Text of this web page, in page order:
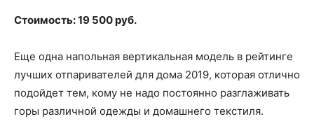
Стоимость: 19 500 руб.
Еще одна напольная вертикальная модель в рейтинге
лучших отпаривателей для дома 2019, которая отлично
подойдет тем, кому не надо постоянно разглаживать
горы различной одежды и домашнего текстиля.